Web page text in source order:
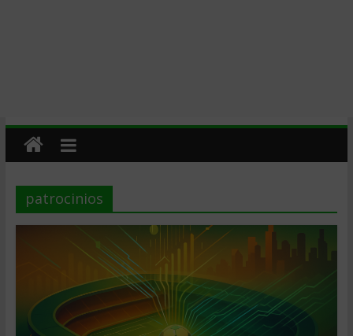
patrocinios